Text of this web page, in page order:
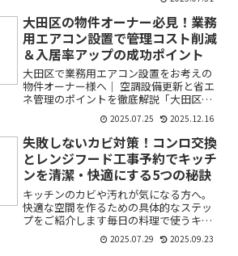
「費用が高すぎたり、追加費用を請求さ
れたらどうしよう」——初めて内装解体
を検討する方の多くが、こ...
大田区の物件オーナー必見！業務
用エアコン設置で管理コスト削減
＆入居率アップの成功ポイント
大田区で業務用エアコン設置をお考えの
物件オーナー様へ｜ 空調設備更新と省エ
ネ管理のポイントを徹底解説「大田区で
ビルやアパートの空調設備をどう見直せ
ばいいのか分からない」「業務用エアコ
ンの設置費用が高そうで不安」「入居者
満足度を上げたいけど、...
2025.07.25 2025.12.16
失敗しないカビ対策！コンロ交換
とレンジフード工事予約でキッチ
ンを清潔・快適にする5つの秘訣
キッチンのカビや汚れが気になる方へ。
快適な空間を作るための具体的なステッ
プをご紹介します毎日の料理で使うキッ
チン。「最近カビっぽい匂いがする」
「換気扇やコンロのベタベタ汚れが気に
2025.07.29 2025.09.23